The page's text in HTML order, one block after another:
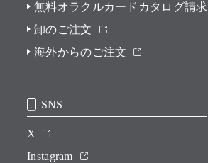
無料オラクルカードカタログ請求
卸のご注文
海外からのご注文
SNS
X
Instagram